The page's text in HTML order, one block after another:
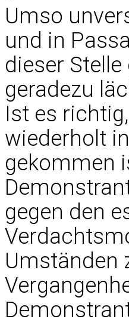
Umso
und in
dieser
geradezu
Ist es
wiederholt
gekommen
gegen den
Umständen